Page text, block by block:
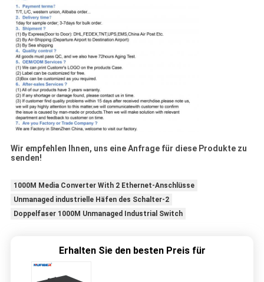
Wir empfehlen Ihnen, uns eine Anfrage für diese Produkte zu
senden!
1000M Media Converter With 2 Ethernet-Anschlüsse
Unmanaged industrielle Häfen des Schalter-2
Doppelfaser 1000M Unmanaged Industrial Switch
Erhalten Sie den besten Preis für